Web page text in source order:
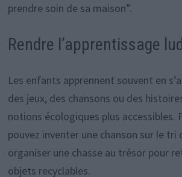
prendre soin de sa maison”.
Rendre l’apprentissage
Les enfants apprennent souvent en
des jeux, des chansons ou des
notions écologiques plus accessibles.
pouvez inventer une chanson sur le tri
organiser une chasse au trésor pour
objets recyclables.